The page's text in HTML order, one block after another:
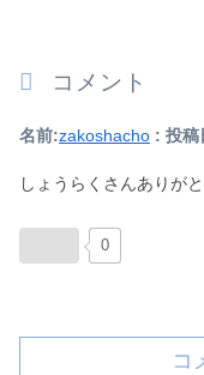
コメント
名前:zakoshacho : 投稿
しょうらくさんありが
0
コ